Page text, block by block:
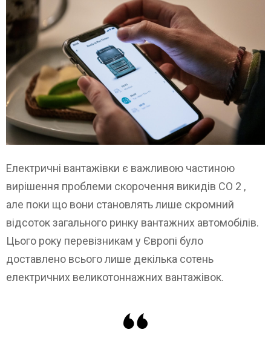
Електричні вантажівки є важливою частиною
вирішення проблеми скорочення викидів CO 2 ,
але поки що вони становлять лише скромний
відсоток загального ринку вантажних автомобілів.
Цього року перевізникам у Європі було
доставлено всього лише декілька сотень
електричних великотоннажних вантажівок.